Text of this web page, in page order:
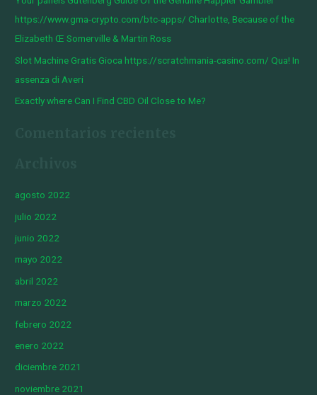
r
:https://www.gma-crypto.com/btc-apps/ Charlotte, Because of the
Elizabeth Œ Somerville & Martin Ross
Slot Machine Gratis Gioca https://scratchmania-casino.com/ Qua! In
assenza di Averi
Exactly where Can I Find CBD Oil Close to Me?
agosto 2022
julio 2022
junio 2022
mayo 2022
abril 2022
marzo 2022
febrero 2022
enero 2022
diciembre 2021
noviembre 2021